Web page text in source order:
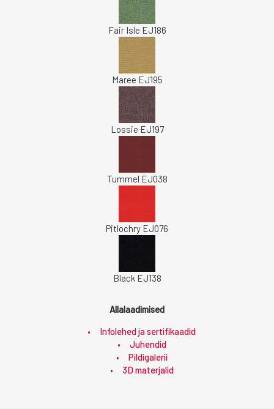
Fair Isle EJ186
Maree EJ195
Lossie EJ197
Tummel EJ038
Pitlochry EJ076
Black EJ138
Allalaadimised
Infolehed ja sertifikaadid
Juhendid
Pildigalerii
3D materjalid